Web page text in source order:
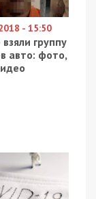
- 15:50
группу
авто: фото,